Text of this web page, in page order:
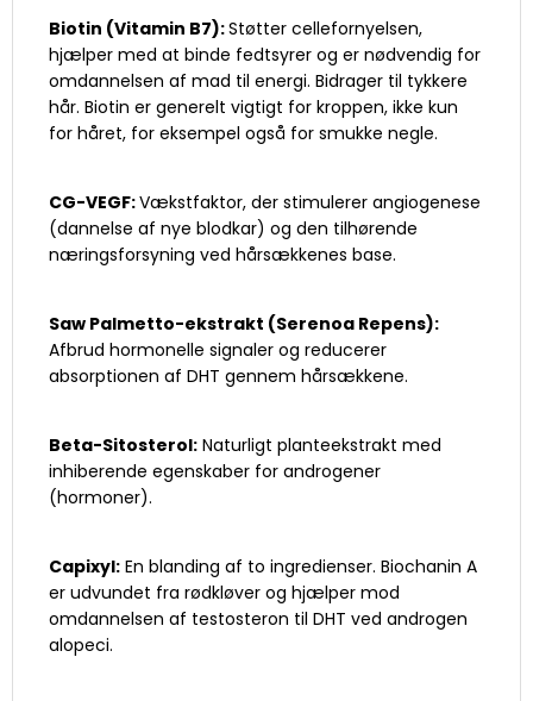
Biotin (Vitamin B7):Støtter cellefornyelsen,
hjælper med at binde fedtsyrer og er nødvendig for
omdannelsen af mad til energi. Bidrager til tykkere
hår. Biotin er generelt vigtigt for kroppen, ikke kun
for håret, for eksempel også for smukke negle.
CG-VEGF:Vækstfaktor, der stimulerer angiogenese
(dannelse af nye blodkar) og den tilhørende
næringsforsyning ved hårsækkenes base.
Saw Palmetto-ekstrakt (Serenoa Repens):
Afbrud hormonelle signaler og reducerer
absorptionen af DHT gennem hårsækkene.
Beta-Sitosterol: Naturligt planteekstrakt med
inhiberende egenskaber for androgener
(hormoner).
Capixyl: En blanding af to ingredienser. Biochanin A
er udvundet fra rødkløver og hjælper mod
omdannelsen af testosteron til DHT ved androgen
alopeci.